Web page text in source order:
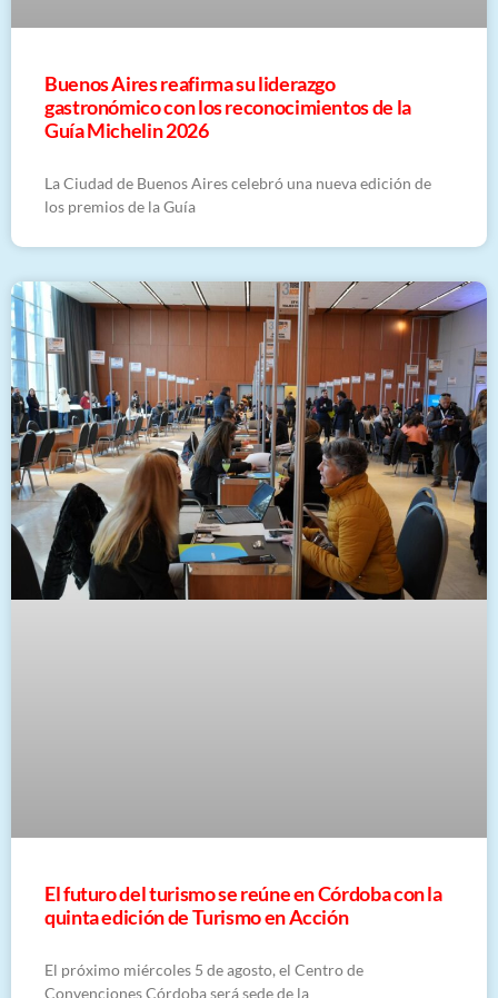
Buenos Aires reafirma su liderazgo
gastronómico con los reconocimientos de la
Guía Michelin 2026
La Ciudad de Buenos Aires celebró una nueva edición de
los premios de la Guía
El futuro del turismo se reúne en Córdoba con la
quinta edición de Turismo en Acción
El próximo miércoles 5 de agosto, el Centro de
Convenciones Córdoba será sede de la